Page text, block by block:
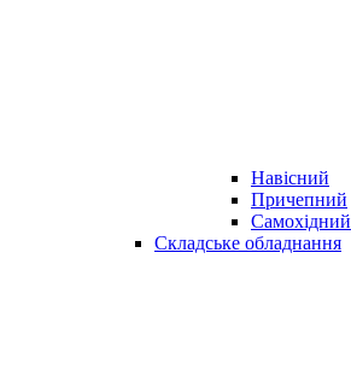
Навісний
Причепний
Самохідний
Складське обладнання